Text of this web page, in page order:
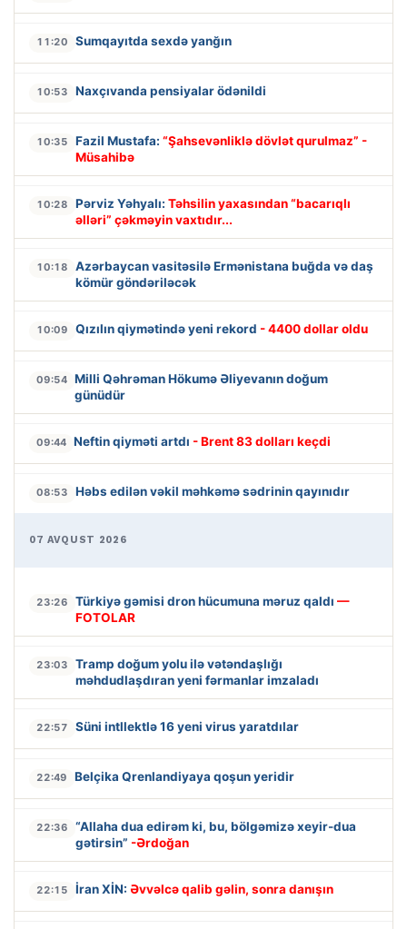
11:20 Sumqayıtda sexdə yanğın
10:53 Naxçıvanda pensiyalar ödənildi
10:35 Fazil Mustafa: “Şahsevənliklə dövlət qurulmaz” -
Müsahibə
10:28 Pərviz Yəhyalı: Təhsilin yaxasından “bacarıqlı
əlləri” çəkməyin vaxtıdır...
10:18
Azərbaycan vasitəsilə Ermənistana buğda və daş
kömür göndəriləcək
10:09 Qızılın qiymətində yeni rekord - 4400 dollar oldu
09:54 Milli Qəhrəman Hökumə Əliyevanın doğum
günüdür
09:44 Neftin qiyməti artdı - Brent 83 dolları keçdi
08:53 Həbs edilən vəkil məhkəmə sədrinin qayınıdır
07 AVQUST 2026
23:26 Türkiyə gəmisi dron hücumuna məruz qaldı —
FOTOLAR
23:03
Tramp doğum yolu ilə vətəndaşlığı
məhdudlaşdıran yeni fərmanlar imzaladı
22:57 Süni intllektlə 16 yeni virus yaratdılar
22:49 Belçika Qrenlandiyaya qoşun yeridir
22:36
“Allaha dua edirəm ki, bu, bölgəmizə xeyir-dua
gətirsin” -Ərdoğan
22:15 İran XİN: Əvvəlcə qalib gəlin, sonra danışın